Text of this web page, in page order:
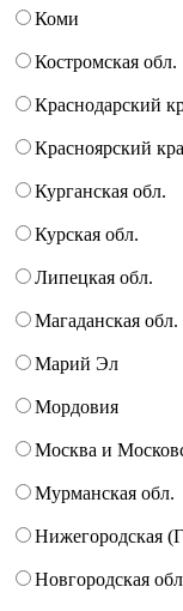
Коми
Костромская обл.
Краснодарский
Красноярский
Курганская обл.
Курская обл.
Липецкая обл.
Магаданская обл.
Марий Эл
Мордовия
Москва и
Мурманская обл.
Нижегородская
Новгородская